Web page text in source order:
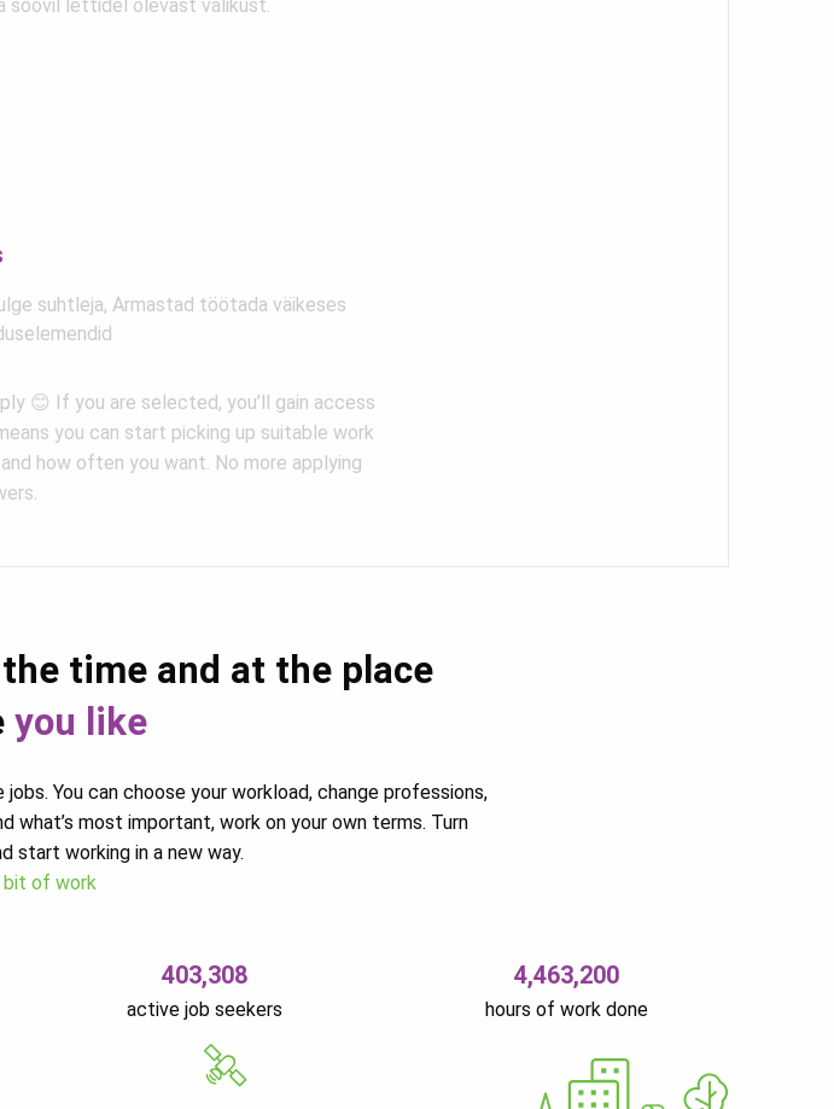
soovil lettidel olevast valikust.
suhtleja, Armastad töötada väikeses
😊 If you are selected, you’ll gain access
you can start picking up suitable work
how often you want. No more applying
time and at the place
you like
You can choose your workload, change professions,
most important, work on your own terms. Turn
start working in a new way.
bit of work
403,308
active job seekers
4,463,200
hours of work done